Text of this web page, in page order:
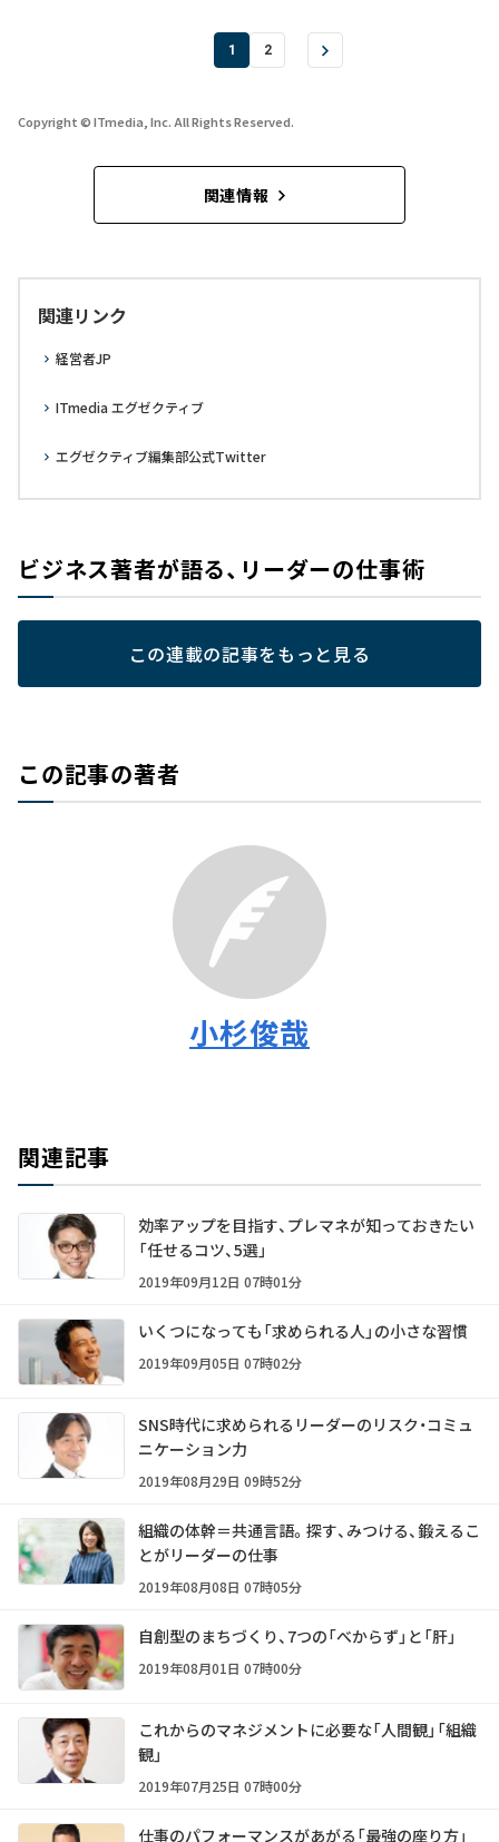
1 2
Copyright © ITmedia, Inc. All Rights Reserved.
関連情報
関連リンク
経営者JP
ITmedia エグゼクティブ
エグゼクティブ編集部公式Twitter
ビジネス著者が語る、リーダーの仕事術
この連載の記事をもっと見る
この記事の著者
小杉俊哉
関連記事
効率アップを目指す、プレマネが知っておきたい
「任せるコツ、5選」
2019年09月12日 07時01分
いくつになっても「求められる人」の小さな習慣
2019年09月05日 07時02分
SNS時代に求められるリーダーのリスク・コミュ
ニケーション力
2019年08月29日 09時52分
組織の体幹＝共通言語。探す、みつける、鍛えるこ
とがリーダーの仕事
2019年08月08日 07時05分
自創型のまちづくり、7つの「べからず」と「肝」
2019年08月01日 07時00分
これからのマネジメントに必要な「人間観」「組織
観」
2019年07月25日 07時00分
仕事のパフォーマンスがあがる「最強の座り方」